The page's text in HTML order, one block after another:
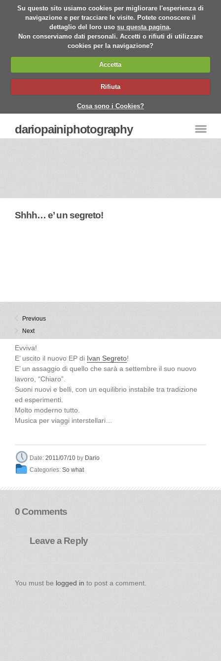
Su questo sito usiamo cookies per migliorare l'esperienza di
navigazione e per tracciare le visite. Potete conoscere il
dettaglio del loro usosu questa pagina.
Non conserviamo dati personali. Accetti o rifiuti di utilizzare
cookies per la navigazione?
Accetta
Rifiuta
Cosa sono i Cookies?
dariopainiphotography
Shhh… e’ un segreto!
Previous
Next
Evviva!
E’ uscito il nuovo EP di Ivan Segreto!
E’ un assaggio di quello che sarà a settembre il suo nuovo
lavoro, “Chiaro”.
Suoni nuovi e belli, con un equilibrio instabile tra tradizione
ed esperimenti.
Molto moderno tutto.
Musica per viaggi interstellari…
Date:2011/07/10 by Dario
Categories:So what
0 Comments
Leave a Reply
You must be logged in to post a comment.